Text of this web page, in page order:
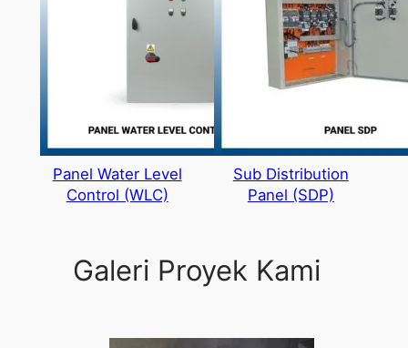
Panel Water Level
Control (WLC)
Sub Distribution
Panel (SDP)
Galeri Proyek Kami